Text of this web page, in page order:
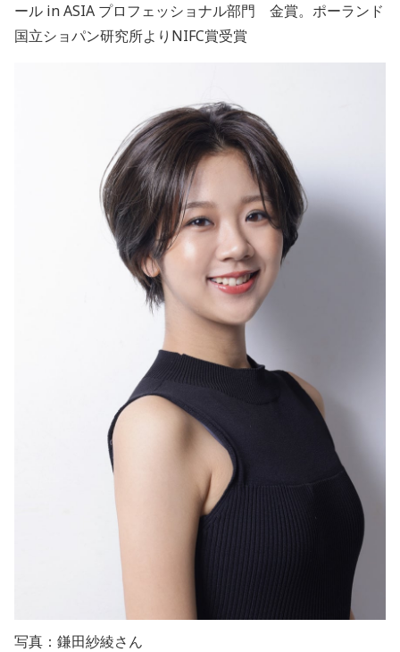
ール in ASIA プロフェッショナル部門 金賞。ポーランド
国立ショパン研究所よりNIFC賞受賞
写真：鎌田紗綾さん